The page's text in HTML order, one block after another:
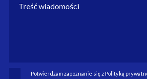
Potwierdzam zapoznanie się z Polityką